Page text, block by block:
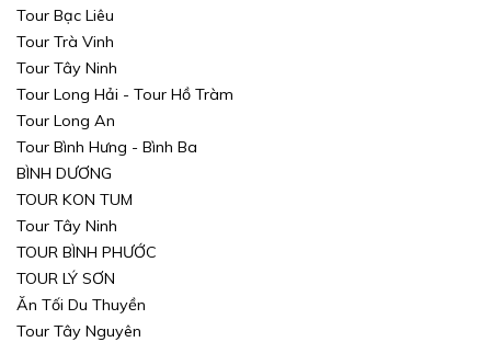
Tour Bạc Liêu
Tour Trà Vinh
Tour Tây Ninh
Tour Long Hải - Tour Hồ Tràm
Tour Long An
Tour Bình Hưng - Bình Ba
BÌNH DƯƠNG
TOUR KON TUM
Tour Tây Ninh
TOUR BÌNH PHƯỚC
TOUR LÝ SƠN
Ăn Tối Du Thuyền
Tour Tây Nguyên